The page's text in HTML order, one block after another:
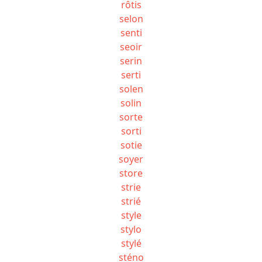
rôtis
selon
senti
seoir
serin
serti
solen
solin
sorte
sorti
sotie
soyer
store
strie
strié
style
stylo
stylé
sténo